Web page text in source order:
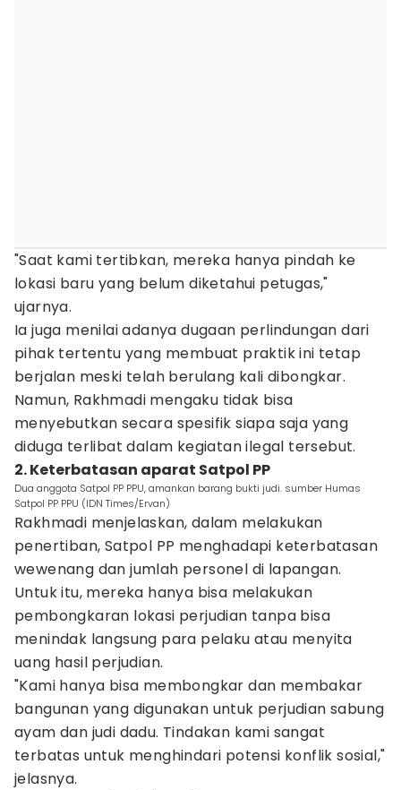
"Saat kami tertibkan, mereka hanya pindah ke
lokasi baru yang belum diketahui petugas,"
ujarnya.
Ia juga menilai adanya dugaan perlindungan dari
pihak tertentu yang membuat praktik ini tetap
berjalan meski telah berulang kali dibongkar.
Namun, Rakhmadi mengaku tidak bisa
menyebutkan secara spesifik siapa saja yang
diduga terlibat dalam kegiatan ilegal tersebut.
2. Keterbatasan aparat Satpol PP
Dua anggota Satpol PP PPU, amankan barang bukti judi. sumber Humas
Satpol PP PPU (IDN Times/Ervan)
Rakhmadi menjelaskan, dalam melakukan
penertiban, Satpol PP menghadapi keterbatasan
wewenang dan jumlah personel di lapangan.
Untuk itu, mereka hanya bisa melakukan
pembongkaran lokasi perjudian tanpa bisa
menindak langsung para pelaku atau menyita
uang hasil perjudian.
"Kami hanya bisa membongkar dan membakar
bangunan yang digunakan untuk perjudian sabung
ayam dan judi dadu. Tindakan kami sangat
terbatas untuk menghindari potensi konflik sosial,"
jelasnya.